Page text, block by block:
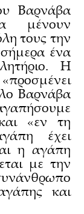
Βαρνάβα
μένουν
τους την
ένα
Η
Βαρνάβα
«εν τη
έχει
η αγάπη
με την
και